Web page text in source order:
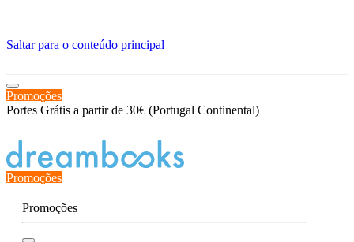
Saltar para o conteúdo principal
Promoções
Portes Grátis a partir de 30€ (Portugal Continental)
Promoções
Promoções
≡